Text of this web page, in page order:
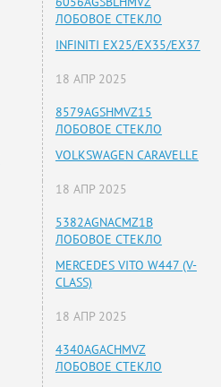
ЛОБОВОЕ СТЕКЛО
INFINITI EX25/EX35/EX37
18 АПР 2025
8579AGSHMVZ15
ЛОБОВОЕ СТЕКЛО
VOLKSWAGEN CARAVELLE
18 АПР 2025
5382AGNACMZ1B
ЛОБОВОЕ СТЕКЛО
MERCEDES VITO W447 (V-
CLASS)
18 АПР 2025
4340AGACHMVZ
ЛОБОВОЕ СТЕКЛО